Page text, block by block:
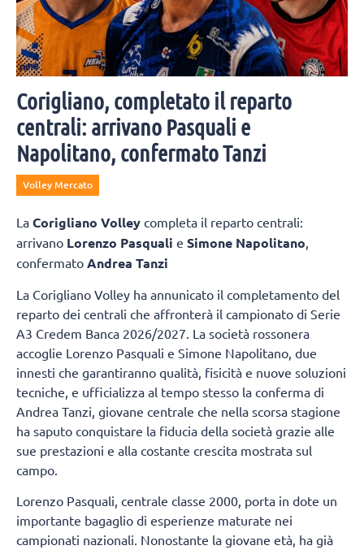
Corigliano, completato il reparto
centrali: arrivano Pasquali e
Napolitano, confermato Tanzi
Volley Mercato
La Corigliano Volley completa il reparto centrali:
arrivano Lorenzo Pasquali e Simone Napolitano
confermato Andrea Tanzi
La Corigliano Volley ha annunicato il completamento del
reparto dei centrali che affronterà il campionato di Serie
A3 Credem Banca 2026/2027. La società rossonera
accoglie Lorenzo Pasquali e Simone Napolitano, due
innesti che garantiranno qualità, fisicità e nuove soluzioni
tecniche, e ufficializza al tempo stesso la conferma di
Andrea Tanzi, giovane centrale che nella scorsa stagione
ha saputo conquistare la fiducia della società grazie alle
sue prestazioni e alla costante crescita mostrata sul
campo.
Lorenzo Pasquali, centrale classe 2000, porta in dote un
importante bagaglio di esperienze maturate nei
campionati nazionali. Nonostante la giovane età, ha già